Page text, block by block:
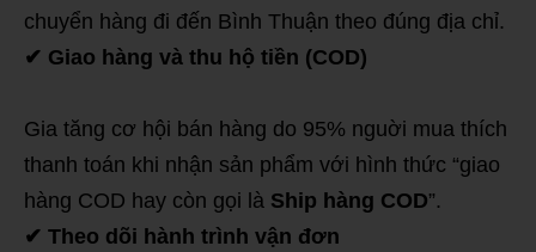
chuyển hàng đi đến Bình Thuận theo đúng địa chỉ.
✔ Giao hàng và thu hộ tiền (COD)
Gia tăng cơ hội bán hàng do 95% nguời mua thích
thanh toán khi nhận sản phẩm với hình thức “giao
hàng COD hay còn gọi là Ship hàng COD”.
✔ Theo dõi hành trình vận đơn